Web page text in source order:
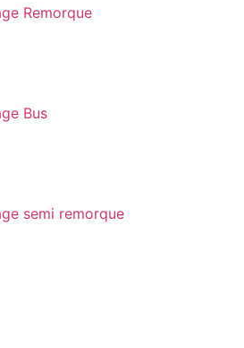
Remorque
Bus
semi remorque